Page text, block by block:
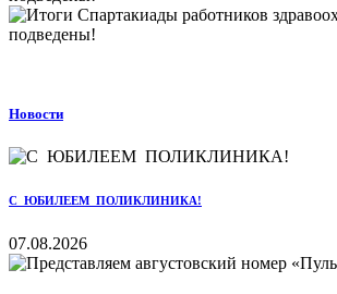
Новости
С ЮБИЛЕЕМ ПОЛИКЛИНИКА!
07.08.2026